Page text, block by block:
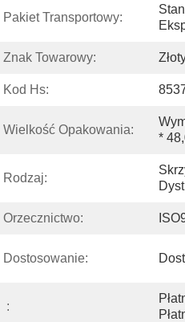
Pakiet Transportowy:
Znak Towarowy:
Kod Hs:
Wielkość Opakowania:
*
Rodzaj:
Orzecznictwo:
Dostosowanie:
: